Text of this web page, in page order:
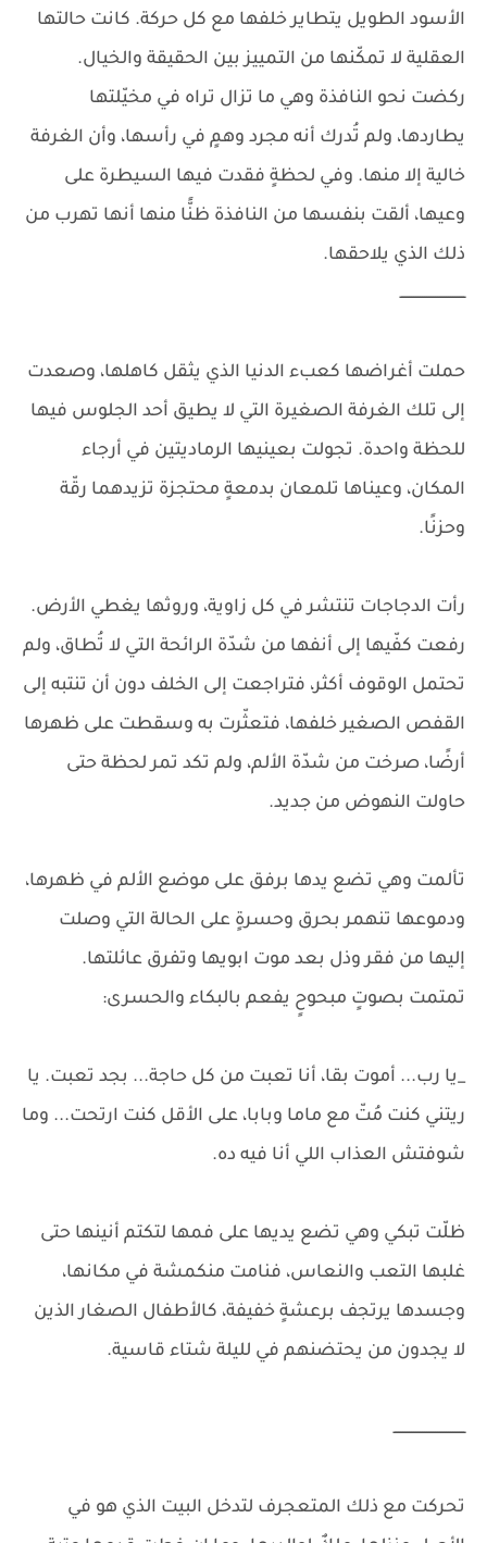
الأسود الطويل يتطاير خلفها مع كل حركة. كانت حالتها
العقلية لا تمكّنها من التمييز بين الحقيقة والخيال.
ركضت نحو النافذة وهي ما تزال تراه في مخيّلتها
يطاردها، ولم تُدرك أنه مجرد وهمٍ في رأسها، وأن الغرفة
خالية إلا منها. وفي لحظةٍ فقدت فيها السيطرة على
وعيها، ألقت بنفسها من النافذة ظنًّا منها أنها تهرب من
ذلك الذي يلاحقها.
ــــــــــــــــــــــــــــــ
حملت أغراضها كعبء الدنيا الذي يثقل كاهلها، وصعدت
إلى تلك الغرفة الصغيرة التي لا يطيق أحد الجلوس فيها
للحظة واحدة. تجولت بعينيها الرماديتين في أرجاء
المكان، وعيناها تلمعان بدمعةٍ محتجزة تزيدهما رقّة
وحزنًا.
رأت الدجاجات تنتشر في كل زاوية، وروثها يغطي الأرض.
رفعت كفّيها إلى أنفها من شدّة الرائحة التي لا تُطاق، ولم
تحتمل الوقوف أكثر، فتراجعت إلى الخلف دون أن تنتبه إلى
القفص الصغير خلفها، فتعثّرت به وسقطت على ظهرها
أرضًا، صرخت من شدّة الألم، ولم تكد تمر لحظة حتى
حاولت النهوض من جديد.
تألمت وهي تضع يدها برفق على موضع الألم في ظهرها،
ودموعها تنهمر بحرق وحسرةٍ على الحالة التي وصلت
إليها من فقر وذل بعد موت ابويها وتفرق عائلتها.
تمتمت بصوتٍ مبحوحٍ يفعم بالبكاء والحسرى:
_يا رب... أموت بقا، أنا تعبت من كل حاجة... بجد تعبت. يا
ريتني كنت مُتّ مع ماما وبابا، على الأقل كنت ارتحت... وما
شوفتش العذاب اللي أنا فيه ده.
ظلّت تبكي وهي تضع يديها على فمها لتكتم أنينها حتى
غلبها التعب والنعاس، فنامت منكمشة في مكانها،
وجسدها يرتجف برعشةٍ خفيفة، كالأطفال الصغار الذين
لا يجدون من يحتضنهم في لليلة شتاء قاسية.
ـــــــــــــــــــــــــــــــــ
تحركت مع ذلك المتعجرف لتدخل البيت الذي هو في